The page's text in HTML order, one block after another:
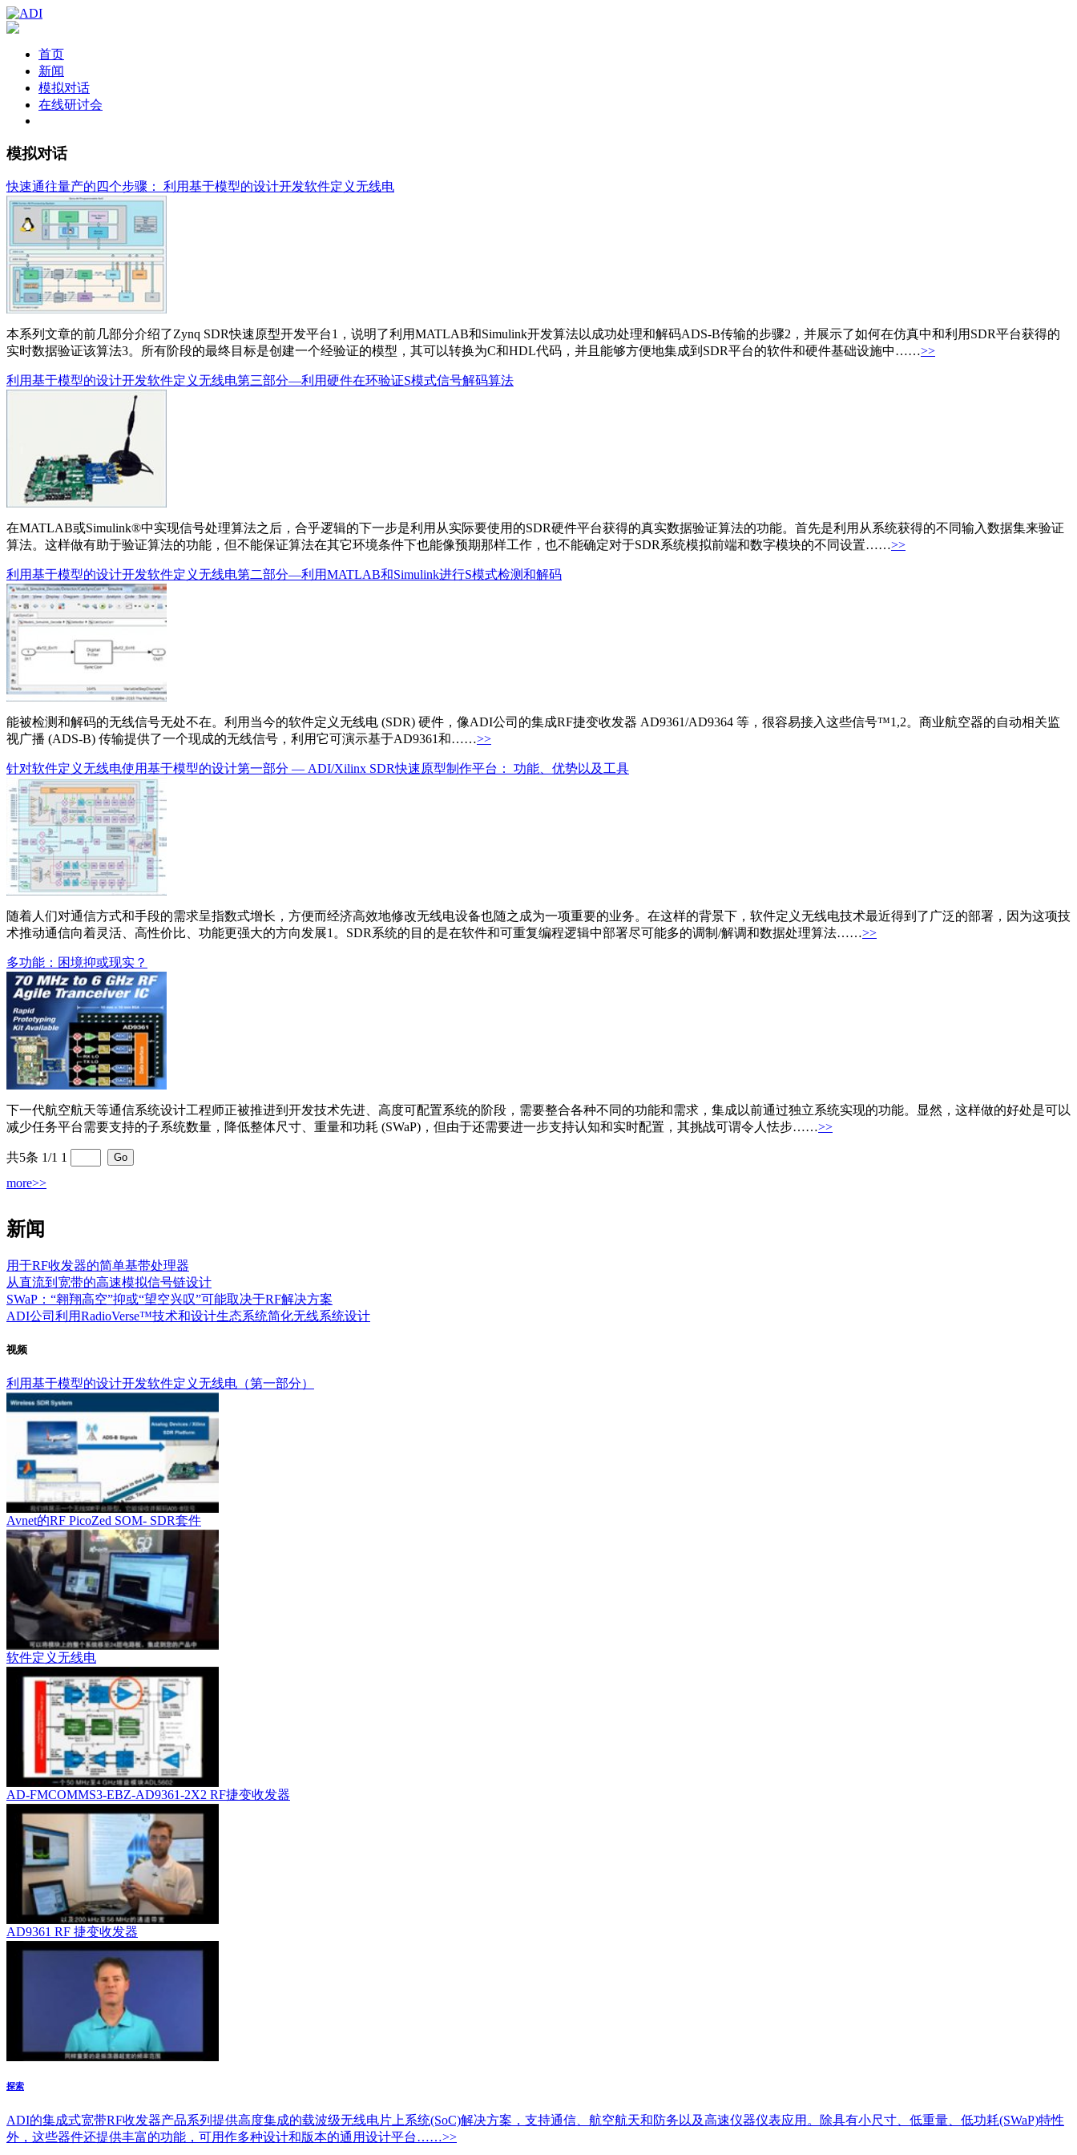
首页
新闻
模拟对话
在线研讨会
模拟对话
快速通往量产的四个步骤： 利用基于模型的设计开发软件定义无线电
本系列文章的前几部分介绍了Zynq SDR快速原型开发平台1，说明了利用MATLAB和Simulink开发算法以成功处理和解码ADS-B传输的步骤2，并展示了如何在仿真中和利用SDR平台获得的
实时数据验证该算法3。所有阶段的最终目标是创建一个经验证的模型，其可以转换为C和HDL代码，并且能够方便地集成到SDR平台的软件和硬件基础设施中……>>
利用基于模型的设计开发软件定义无线电第三部分—利用硬件在环验证S模式信号解码算法
在MATLAB或Simulink®中实现信号处理算法之后，合乎逻辑的下一步是利用从实际要使用的SDR硬件平台获得的真实数据验证算法的功能。首先是利用从系统获得的不同输入数据集来验证
算法。这样做有助于验证算法的功能，但不能保证算法在其它环境条件下也能像预期那样工作，也不能确定对于SDR系统模拟前端和数字模块的不同设置……>>
利用基于模型的设计开发软件定义无线电第二部分—利用MATLAB和Simulink进行S模式检测和解码
能被检测和解码的无线信号无处不在。利用当今的软件定义无线电 (SDR) 硬件，像ADI公司的集成RF捷变收发器 AD9361/AD9364 等，很容易接入这些信号™1,2。商业航空器的自动相关监
视广播 (ADS-B) 传输提供了一个现成的无线信号，利用它可演示基于AD9361和……>>
针对软件定义无线电使用基于模型的设计第一部分 — ADI/Xilinx SDR快速原型制作平台： 功能、优势以及工具
随着人们对通信方式和手段的需求呈指数式增长，方便而经济高效地修改无线电设备也随之成为一项重要的业务。在这样的背景下，软件定义无线电技术最近得到了广泛的部署，因为这项技
术推动通信向着灵活、高性价比、功能更强大的方向发展1。SDR系统的目的是在软件和可重复编程逻辑中部署尽可能多的调制/解调和数据处理算法……>>
多功能：困境抑或现实？
下一代航空航天等通信系统设计工程师正被推进到开发技术先进、高度可配置系统的阶段，需要整合各种不同的功能和需求，集成以前通过独立系统实现的功能。显然，这样做的好处是可以
减少任务平台需要支持的子系统数量，降低整体尺寸、重量和功耗 (SWaP)，但由于还需要进一步支持认知和实时配置，其挑战可谓令人怯步……>>
共5条 1/1 1
more>>
新闻
用于RF收发器的简单基带处理器
从直流到宽带的高速模拟信号链设计
SWaP：“翱翔高空”抑或“望空兴叹”可能取决于RF解决方案
ADI公司利用RadioVerse™技术和设计生态系统简化无线系统设计
视频
利用基于模型的设计开发软件定义无线电（第一部分）
Avnet的RF PicoZed SOM- SDR套件
软件定义无线电
AD-FMCOMMS3-EBZ-AD9361-2X2 RF捷变收发器
AD9361 RF 捷变收发器
探索
ADI的集成式宽带RF收发器产品系列提供高度集成的载波级无线电片上系统(SoC)解决方案，支持通信、航空航天和防务以及高速仪器仪表应用。除具有小尺寸、低重量、低功耗(SWaP)特性
外，这些器件还提供丰富的功能，可用作多种设计和版本的通用设计平台……>>